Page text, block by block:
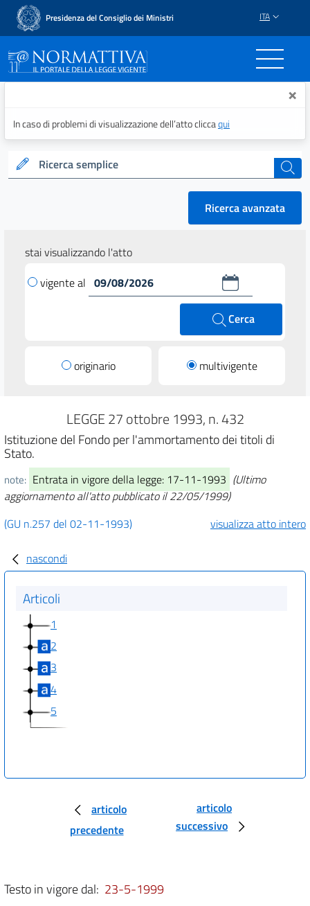
Presidenza del Consiglio dei Ministri ITA
Normattiva - Il portale ×
In caso di problemi di visualizzazione dell’atto cliccaqui
Ricerca semplice cerca
Ricerca avanzata
stai visualizzando l'atto
vigente al
Cerca
originario multivigente
LEGGE 27 ottobre 1993, n. 432
Istituzione del Fondo per l'ammortamento dei titoli di
Stato.
note: Entrata in vigore della legge: 17-11-1993 (Ultimo
aggiornamento all'atto pubblicato il 22/05/1999)
(GU n.257 del 02-11-1993)
visualizza atto intero
nascondi
Articoli
1
2
3
4
5
articolo
precedente
articolo
successivo
Testo in vigore dal: 23-5-1999